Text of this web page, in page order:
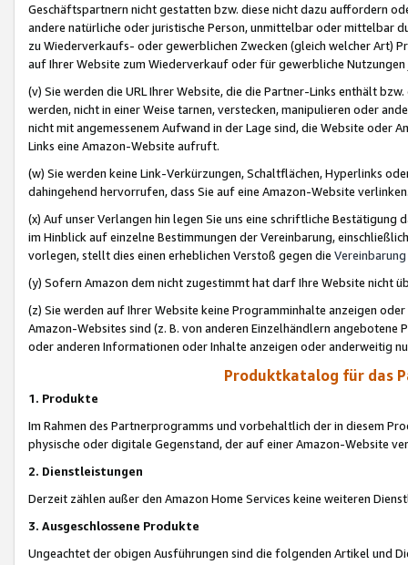
Geschäftspartnern nicht gestatten bzw. diese nicht dazu auffordern
andere natürliche oder juristische Person, unmittelbar oder mittelbar
zu Wiederverkaufs- oder gewerblichen Zwecken (gleich welcher Art)
auf Ihrer Website zum Wiederverkauf oder für gewerbliche
(v) Sie werden die URL Ihrer Website, die die Partner-Links enthält
werden, nicht in einer Weise tarnen, verstecken, manipulieren oder
nicht mit angemessenem Aufwand in der Lage sind, die Website oder
Links eine Amazon-Website aufruft.
(w) Sie werden keine Link-Verkürzungen, Schaltflächen, Hyperlinks
dahingehend hervorrufen, dass Sie auf eine Amazon-Website
(x) Auf unser Verlangen hin legen Sie uns eine schriftliche
im Hinblick auf einzelne Bestimmungen der Vereinbarung,
vorlegen, stellt dies einen erheblichen Verstoß gegen die Vereinbarung
(y) Sofern Amazon dem nicht zugestimmt hat darf Ihre Website nicht
(z) Sie werden auf Ihrer Website keine Programminhalte anzeigen
Amazon-Websites sind (z. B. von anderen Einzelhändlern
oder anderen Informationen oder Inhalte anzeigen oder anderweitig
Produktkatalog für das
1. Produkte
Im Rahmen des Partnerprogramms und vorbehaltlich der in diesem
physische oder digitale Gegenstand, der auf einer Amazon-Website
2. Dienstleistungen
Derzeit zählen außer den Amazon Home Services keine weiteren
3. Ausgeschlossene Produkte
Ungeachtet der obigen Ausführungen sind die folgenden Artikel und